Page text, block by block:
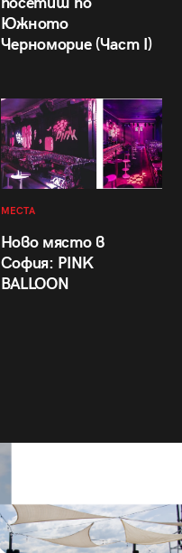
Южното
Черноморие (Част I)
МЕСТА
Ново място в
София: PINK
BALLOON